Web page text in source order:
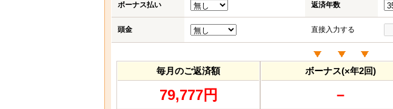
ボーナス払い 返済年数
頭金 直接入力する
毎月のご返済額
79,777円
ボーナス(×年2回)
－